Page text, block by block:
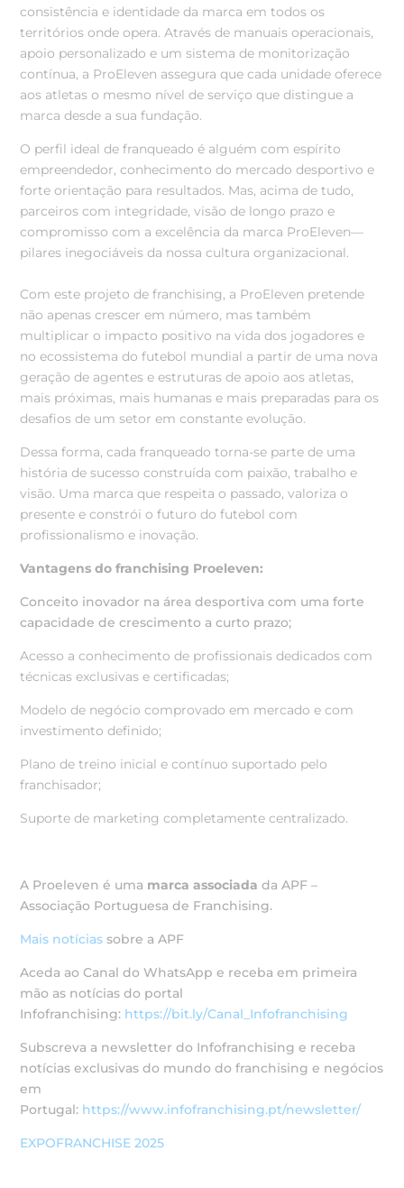
consistência e identidade da marca em todos os
territórios onde opera. Através de manuais operacionais,
apoio personalizado e um sistema de monitorização
contínua, a ProEleven assegura que cada unidade oferece
aos atletas o mesmo nível de serviço que distingue a
marca desde a sua fundação.
O perfil ideal de franqueado é alguém com espírito
empreendedor, conhecimento do mercado desportivo e
forte orientação para resultados. Mas, acima de tudo,
parceiros com integridade, visão de longo prazo e
compromisso com a excelência da marca ProEleven—
pilares inegociáveis da nossa cultura organizacional.
Com este projeto de franchising, a ProEleven pretende
não apenas crescer em número, mas também
multiplicar o impacto positivo na vida dos jogadores e
no ecossistema do futebol mundial a partir de uma nova
geração de agentes e estruturas de apoio aos atletas,
mais próximas, mais humanas e mais preparadas para os
desafios de um setor em constante evolução.
Dessa forma, cada franqueado torna-se parte de uma
história de sucesso construída com paixão, trabalho e
visão. Uma marca que respeita o passado, valoriza o
presente e constrói o futuro do futebol com
profissionalismo e inovação.
Vantagens do franchising Proeleven:
Conceito inovador na área desportiva com uma forte
capacidade de crescimento a curto prazo;
Acesso a conhecimento de profissionais dedicados com
técnicas exclusivas e certificadas;
Modelo de negócio comprovado em mercado e com
investimento definido;
Plano de treino inicial e contínuo suportado pelo
franchisador;
Suporte de marketing completamente centralizado.
A Proeleven é uma marca associada da APF –
Associação Portuguesa de Franchising.
Mais notícias sobre a APF
Aceda ao Canal do WhatsApp e receba em primeira
mão as notícias do portal
Infofranchising: https://bit.ly/Canal_Infofranchising
Subscreva a newsletter do Infofranchising e receba
notícias exclusivas do mundo do franchising e negócios
em
Portugal: https://www.infofranchising.pt/newsletter/
EXPOFRANCHISE 2025